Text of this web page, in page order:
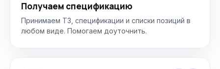
Получаем спецификацию
Принимаем ТЗ, спецификации и списки позиций в
любом виде. Помогаем доуточнить.